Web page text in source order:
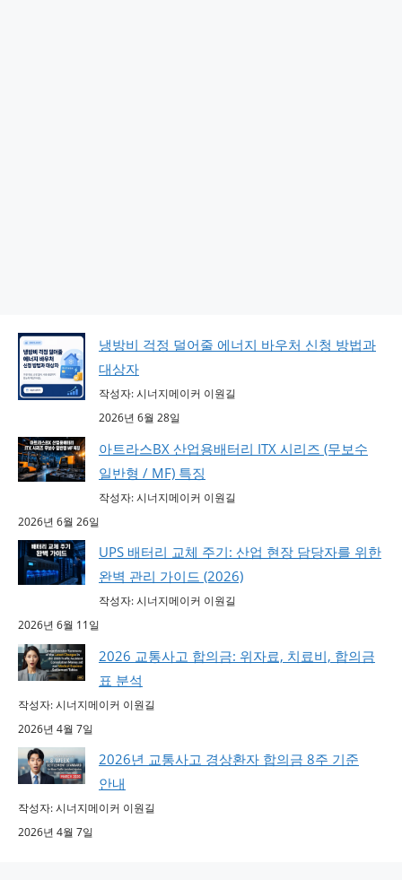
냉방비 걱정 덜어줄 에너지 바우처 신청 방법과
대상자
작성자: 시너지메이커 이원길
2026년 6월 28일
아트라스BX 산업용배터리 ITX 시리즈 (무보수
일반형 / MF) 특징
작성자: 시너지메이커 이원길
2026년 6월 26일
UPS 배터리 교체 주기: 산업 현장 담당자를 위한
완벽 관리 가이드 (2026)
작성자: 시너지메이커 이원길
2026년 6월 11일
2026 교통사고 합의금: 위자료, 치료비, 합의금
표 분석
작성자: 시너지메이커 이원길
2026년 4월 7일
2026년 교통사고 경상환자 합의금 8주 기준
안내
작성자: 시너지메이커 이원길
2026년 4월 7일